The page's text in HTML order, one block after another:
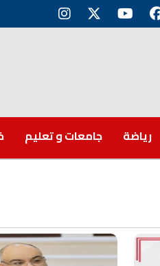
رياضة جامعات و تعليم